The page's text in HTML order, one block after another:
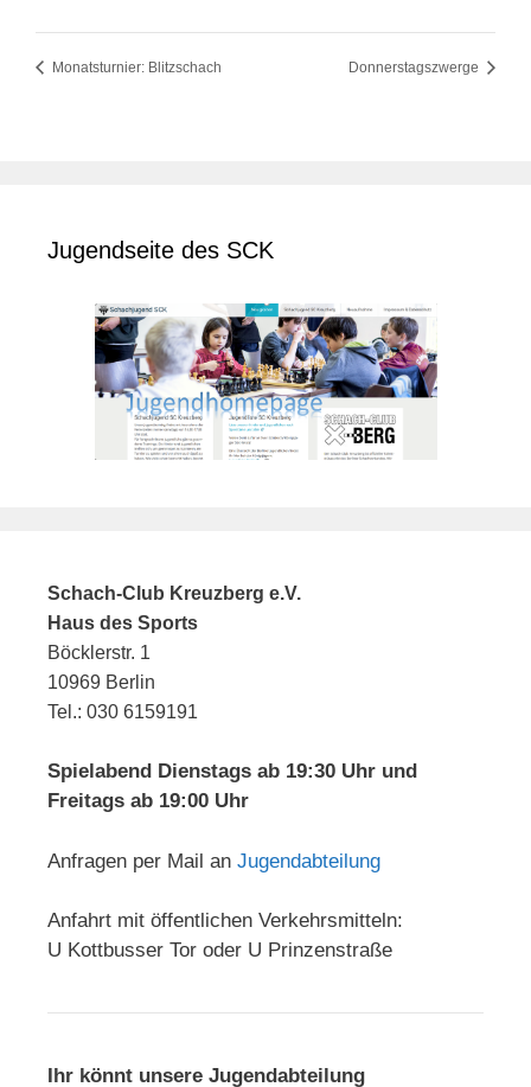
Monatsturnier: Blitzschach Donnerstagszwerge
Jugendseite des SCK
Schach-Club Kreuzberg e.V.
Haus des Sports
Böcklerstr. 1
10969 Berlin
Tel.: 030 6159191
Spielabend Dienstags ab 19:30 Uhr und
Freitags ab 19:00 Uhr
Anfragen per Mail an Jugendabteilung
Anfahrt mit öffentlichen Verkehrsmitteln:
U Kottbusser Tor oder U Prinzenstraße
Ihr könnt unsere Jugendabteilung